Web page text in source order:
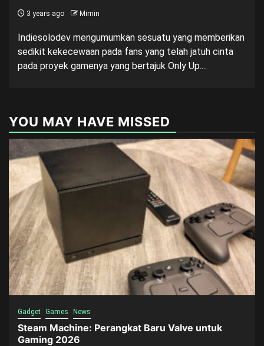
3 years ago Mimin
Indiesolodev mengumumkan sesuatu yang memberikan
sedikit kekecewaan pada fans yang telah jatuh cinta
pada proyek gamenya yang bertajuk Only Up....
YOU MAY HAVE MISSED
Gadget Games News
Steam Machine: Perangkat Baru Valve untuk
Gaming 2026